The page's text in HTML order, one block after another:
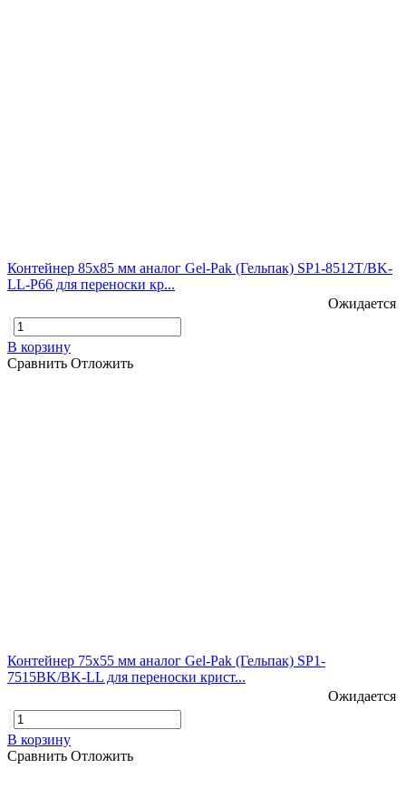
Контейнер 85х85 мм аналог Gel-Pak (Гельпак) SP1-8512T/BK-
LL-P66 для переноски кр...
Ожидается
В корзину
Сравнить Отложить
Контейнер 75х55 мм аналог Gel-Pak (Гельпак) SP1-
7515BK/BK-LL для переноски крист...
Ожидается
В корзину
Сравнить Отложить